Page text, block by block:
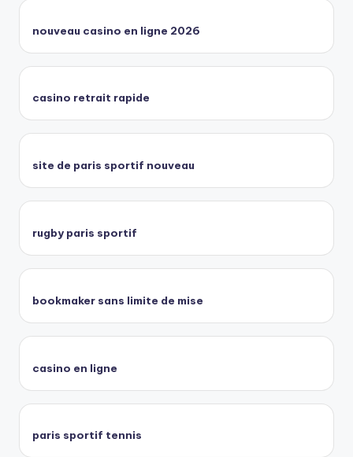
nouveau casino en ligne 2026
casino retrait rapide
site de paris sportif nouveau
rugby paris sportif
bookmaker sans limite de mise
casino en ligne
paris sportif tennis